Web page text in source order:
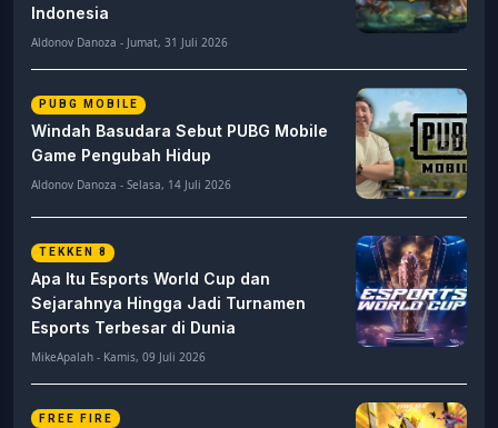
Indonesia
Aldonov Danoza - Jumat, 31 Juli 2026
PUBG MOBILE
Windah Basudara Sebut PUBG Mobile
Game Pengubah Hidup
Aldonov Danoza - Selasa, 14 Juli 2026
TEKKEN 8
Apa Itu Esports World Cup dan
Sejarahnya Hingga Jadi Turnamen
Esports Terbesar di Dunia
MikeApalah - Kamis, 09 Juli 2026
FREE FIRE